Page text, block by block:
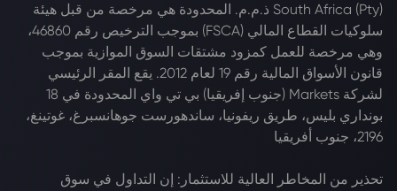
South Africa (Pty) ذ.م.م. المحدودة هي مرخصة من قبل هيئة
سلوكيات القطاع المالي (FSCA) بموجب الترخيص رقم 46860،
وهي مرخصة للعمل كمزود مشتقات السوق الموازية بموجب
قانون الأسواق المالية رقم 19 لعام 2012. يقع المقر الرئيسي
لشركة Markets (جنوب إفريقيا) بي تي واي المحدودة في 18
بونداري بليس، طريق ريفونيا، ساندهورست جوهانسبرغ، غوتينغ،
2196، جنوب أفريقيا
تحذير من المخاطر العالية للاستثمار: إن التداول في سوق